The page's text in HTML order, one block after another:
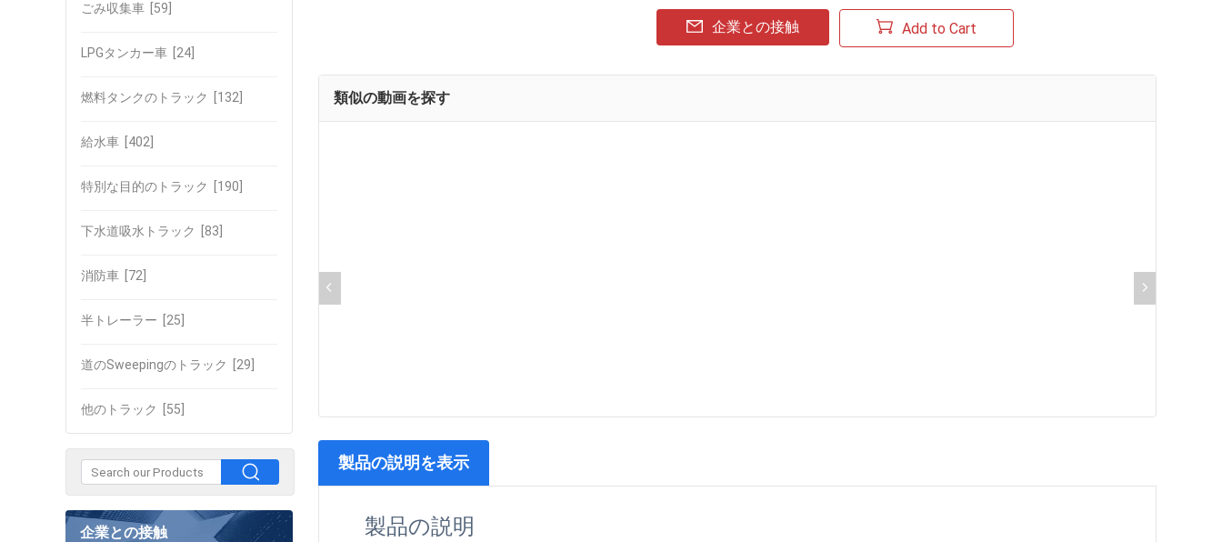
ごみ収集車 [59]
LPGタンカー車 [24]
燃料タンクのトラック [132]
給水車 [402]
特別な目的のトラック [190]
下水道吸水トラック [83]
消防車 [72]
半トレーラー [25]
道のSweepingのトラック [29]
他のトラック [55]
企業との接触
企業との接触 Add to Cart
類似の動画を探す
製品の説明を表示
製品の説明